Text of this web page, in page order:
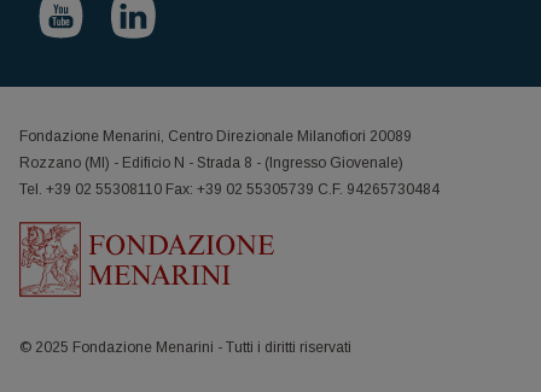
Fondazione Menarini, Centro Direzionale Milanofiori 20089
Rozzano (MI) - Edificio N - Strada 8 - (Ingresso Giovenale)
Tel. +39 02 55308110 Fax: +39 02 55305739 C.F. 94265730484
© 2025 Fondazione Menarini - Tutti i diritti riservati